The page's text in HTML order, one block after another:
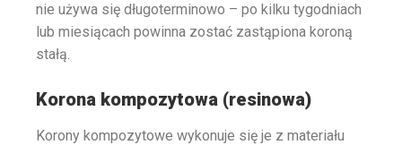
nie używa się długoterminowo – po kilku tygodniach
lub miesiącach powinna zostać zastąpiona koroną
stałą.
Korona kompozytowa (resinowa)
Korony kompozytowe wykonuje się je z materiału